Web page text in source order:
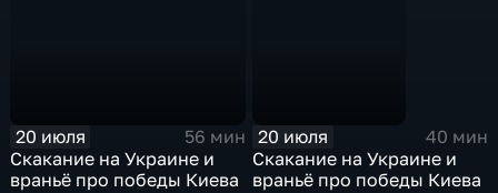
20 июля
56 мин
Скакание на Украине и
враньё про победы Киева
20 июля
40 мин
Скакание на Украине и
враньё про победы Киева